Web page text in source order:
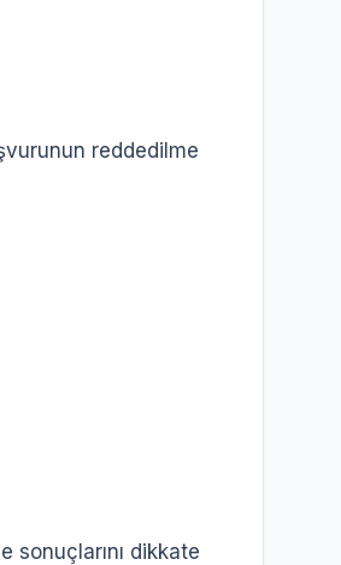
reddedilme
sonuçlarını dikkate